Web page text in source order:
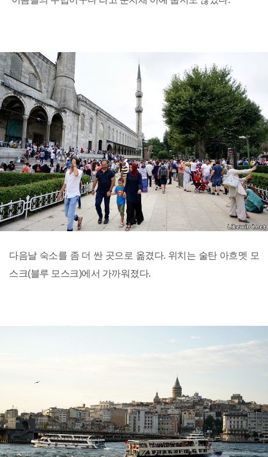
다음날 숙소를 좀 더 싼 곳으로 옮겼다. 위치는 술탄 아흐멧 모
스크(블루 모스크)에서 가까워졌다.